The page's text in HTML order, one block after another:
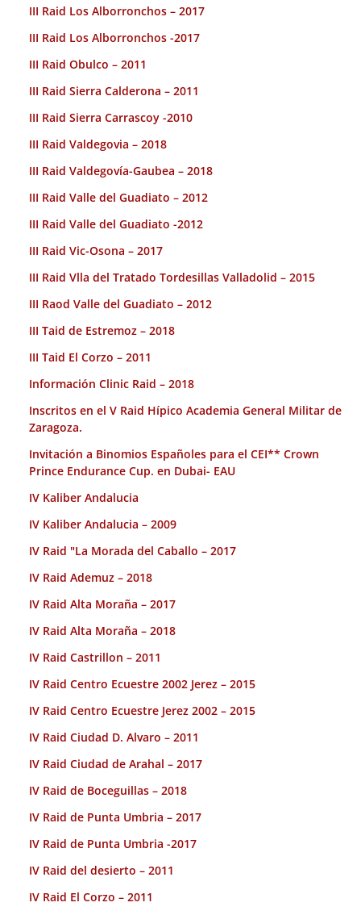
III Raid Los Alborronchos – 2017
III Raid Los Alborronchos -2017
III Raid Obulco – 2011
III Raid Sierra Calderona – 2011
III Raid Sierra Carrascoy -2010
III Raid Valdegovia – 2018
III Raid Valdegovía-Gaubea – 2018
III Raid Valle del Guadiato – 2012
III Raid Valle del Guadiato -2012
III Raid Vic-Osona – 2017
III Raid Vlla del Tratado Tordesillas Valladolid – 2015
III Raod Valle del Guadiato – 2012
III Taid de Estremoz – 2018
III Taid El Corzo – 2011
Información Clinic Raid – 2018
Inscritos en el V Raid Hípico Academia General Militar de
Zaragoza.
Invitación a Binomios Españoles para el CEI** Crown
Prince Endurance Cup. en Dubai- EAU
IV Kaliber Andalucia
IV Kaliber Andalucia – 2009
IV Raid "La Morada del Caballo – 2017
IV Raid Ademuz – 2018
IV Raid Alta Moraña – 2017
IV Raid Alta Moraña – 2018
IV Raid Castrillon – 2011
IV Raid Centro Ecuestre 2002 Jerez – 2015
IV Raid Centro Ecuestre Jerez 2002 – 2015
IV Raid Ciudad D. Alvaro – 2011
IV Raid Ciudad de Arahal – 2017
IV Raid de Boceguillas – 2018
IV Raid de Punta Umbria – 2017
IV Raid de Punta Umbria -2017
IV Raid del desierto – 2011
IV Raid El Corzo – 2011